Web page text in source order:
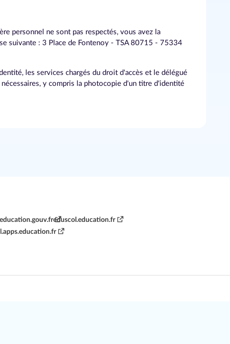
personnel ne sont pas respectés, vous avez la
suivante : 3 Place de Fontenoy - TSA 80715 - 75334
les services chargés du droit d'accès et le délégué
y compris la photocopie d'un titre d'identité
eduscol.education.fr